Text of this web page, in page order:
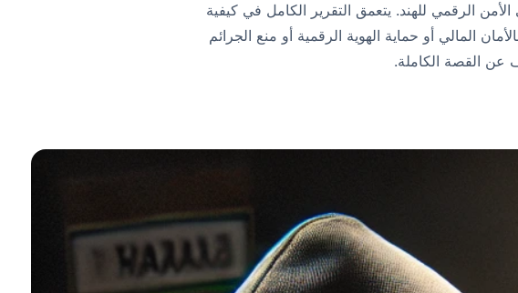
على الأمن الرقمي للهند. يتعمق التقرير الكامل في كيفية
المالي أو حماية الهوية الرقمية أو منع الجرائم
عن القصة الكاملة.